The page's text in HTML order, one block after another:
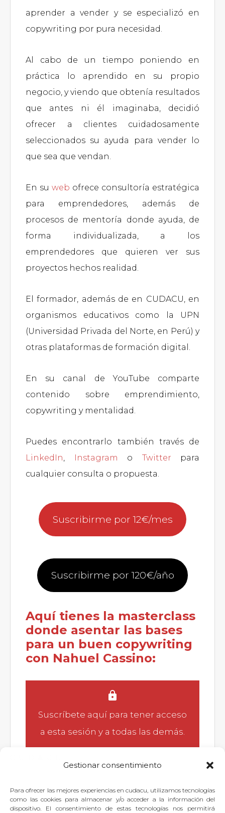
Gestionar consentimiento
Para ofrecer las mejores experiencias en cudacu, utilizamos tecnologías
como las cookies para almacenar y/o acceder a la información del
dispositivo. El consentimiento de estas tecnologías nos permitirá
aprender a vender y se especializó en
copywriting por pura necesidad.
Al cabo de un tiempo poniendo en
práctica lo aprendido en su propio
negocio, y viendo que obtenía resultados
que antes ni él imaginaba, decidió
ofrecer a clientes cuidadosamente
seleccionados su ayuda para vender lo
que sea que vendan.
En su web ofrece consultoría estratégica
para emprendedores, además de
procesos de mentoría donde ayuda, de
forma individualizada, a los
emprendedores que quieren ver sus
proyectos hechos realidad.
El formador, además de en CUDACU, en
organismos educativos como la UPN
(Universidad Privada del Norte, en Perú) y
otras plataformas de formación digital.
En su canal de YouTube comparte
contenido sobre emprendimiento,
copywriting y mentalidad.
Puedes encontrarlo también través de
LinkedIn, Instagram o Twitter para
cualquier consulta o propuesta.
Suscribirme por 12€/mes
Suscribirme por 120€/año
Aquí tienes la masterclass
donde asentar las bases
para un buen copywriting
con Nahuel Cassino:
Suscríbete aquí para tener acceso
a esta sesión y a todas las demás.
Si quieres dejar tu pregunta para